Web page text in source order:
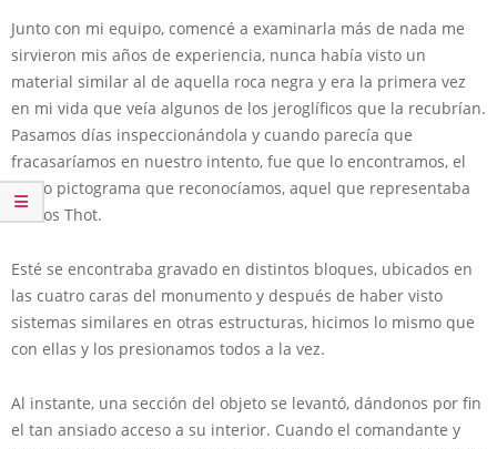
Junto con mi equipo, comencé a examinarla más de nada me
sirvieron mis años de experiencia, nunca había visto un
material similar al de aquella roca negra y era la primera vez
en mi vida que veía algunos de los jeroglíficos que la recubrían.
Pasamos días inspeccionándola y cuando parecía que
fracasaríamos en nuestro intento, fue que lo encontramos, el
único pictograma que reconocíamos, aquel que representaba
al dios Thot.
Esté se encontraba gravado en distintos bloques, ubicados en
las cuatro caras del monumento y después de haber visto
sistemas similares en otras estructuras, hicimos lo mismo que
con ellas y los presionamos todos a la vez.
Al instante, una sección del objeto se levantó, dándonos por fin
el tan ansiado acceso a su interior. Cuando el comandante y